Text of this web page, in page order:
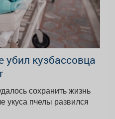
убил кузбассовца
сохранить жизнь
укуса пчелы развился